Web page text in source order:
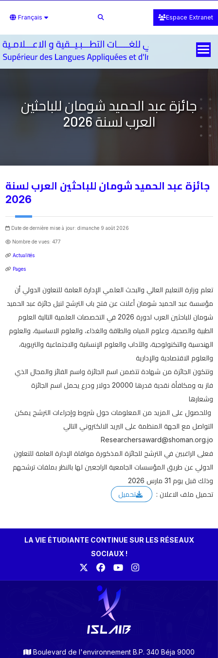
Français Espace Extranet
جائزة عبد الحميد شومان للباحثين
العرب لسنة 2026
جائزة عبد الحميد شومان للباحثين العرب لسنة
2026
Date de dernière mise à jour: dimanche 9 août 2026
Nombre de vues: 477
Actualités
Pages
تعلم وزارة التعليم العالي والبحث العلمي الإدارة العامة للتعاون الدولي أن
مؤسسة عبد الحميد شومان أعلنت عن فتح باب الترشح لنيل جائزة عبد الحميد
شومان للباحثين العرب لدورة 2026 في التخصصات العلمية التالية العلوم
الطبية والصحية، وعلوم المياه والطاقة والغذاء، والعلوم الاساسية، والعلوم
الهندسية والتكنولوجية، والآداب والعلوم الإنسانية والاجتماعية والتربوية،
والعلوم الاقتصادية والإدارية
وتتكون الجائزة من شهادة تتضمن اسم الجائزة واسم الفائز والمجال الذي
فاز به ومكافأة نقدية
قدرها 20000 دولار ودرع يحمل اسم الجائزة
وشعارها
وللحصول على المزيد من المعلومات حول شروط وإجراءات الترشح يمكن
التواصل مع الجهة المنظمة على البريد الالكتروني التالي
Researchersaward@shoman.org.jo
فعلى الراغبين في الترشح للجائزة المذكورة موافاة الإدارة العامة للتعاون
الدولي عن طريق المؤسسات الجامعية الراجعين لها بالنظر بملفات ترشحهم
وذلك قبل يوم 31 مارس 2026
تحميل ملف الاعلان :
تحميل
LA VIE ÉTUDIANTE CONTINUE SUR LES RÉSEAUX
SOCIAUX !
Boulevard de l'environnement B.P. 340 Béja 9000